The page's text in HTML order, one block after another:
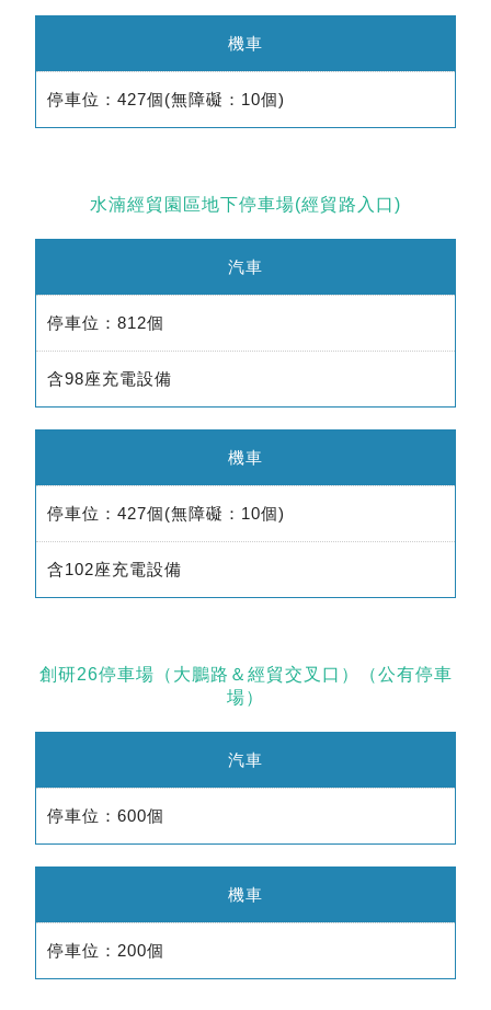
機車
停車位：427個(無障礙：10個)
水湳經貿園區地下停車場(經貿路入口)
汽車
停車位：812個
含98座充電設備
機車
停車位：427個(無障礙：10個)
含102座充電設備
創研26停車場（大鵬路＆經貿交叉口）（公有停車
場）
汽車
停車位：600個
機車
停車位：200個